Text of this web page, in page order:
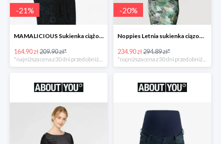
-21%
MAMALICIOUS Sukienka ciążowa -21%
164.90 zł209.90 zł*
-20%
Noppies Letnia sukienka ciązowa 'Belle' -20%
234.90 zł294.89 zł*